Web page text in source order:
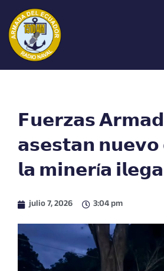
contenido
𝗙𝘂𝗲𝗿𝘇𝗮𝘀
𝗮𝘀𝗲𝘀𝘁𝗮𝗻 𝗻𝘂𝗲𝘃𝗼
𝗹𝗮 𝗺𝗶𝗻𝗲𝗿í𝗮
julio 7, 2026 3:04 pm